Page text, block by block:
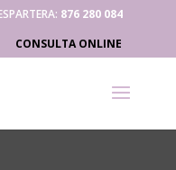
876 280 084
CONSULTA ONLINE